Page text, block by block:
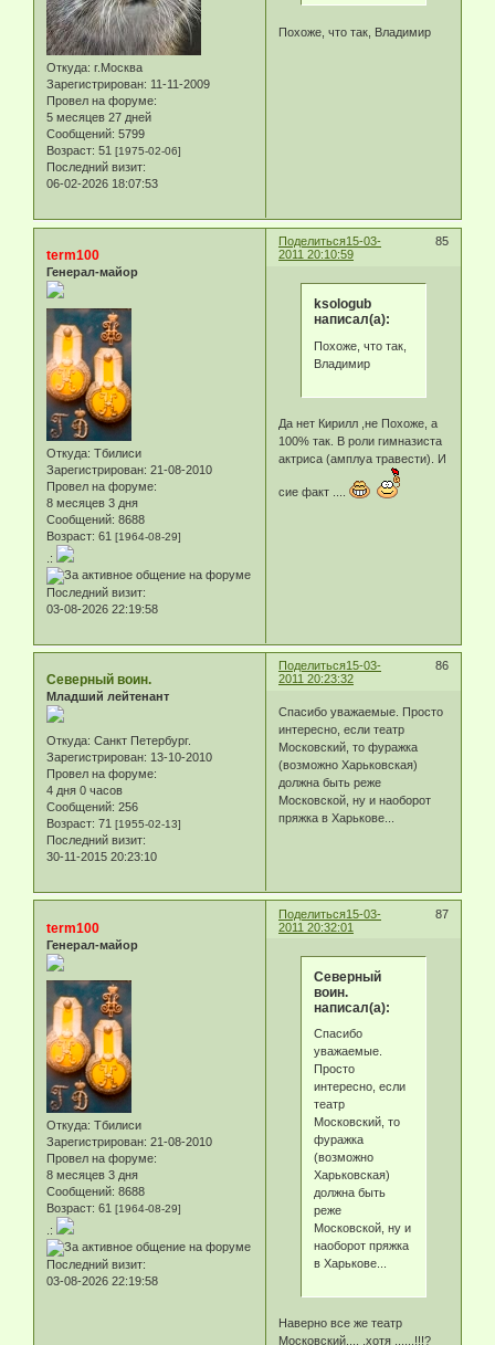
Откуда: г.Москва
Зарегистрирован: 11-11-2009
Провел на форуме:
5 месяцев 27 дней
Сообщений: 5799
Возраст: 51 [1975-02-06]
Последний визит:
06-02-2026 18:07:53
Похоже, что так, Владимир
Поделиться 85
15-03-
2011 20:10:59
term100
Генерал-майор
Откуда: Тбилиси
Зарегистрирован: 21-08-2010
Провел на форуме:
8 месяцев 3 дня
Сообщений: 8688
Возраст: 61 [1964-08-29]
.:
Последний визит:
03-08-2026 22:19:58
ksologub
написал(а):
Похоже, что так,
Владимир
Да нет Кирилл ,не Похоже, а
100% так. В роли гимназиста
актриса (амплуа травести). И
сие факт ....
Поделиться 86
15-03-
2011 20:23:32
Северный воин.
Младший лейтенант
Откуда: Санкт Петербург.
Зарегистрирован: 13-10-2010
Провел на форуме:
4 дня 0 часов
Сообщений: 256
Возраст: 71 [1955-02-13]
Последний визит:
30-11-2015 20:23:10
Спасибо уважаемые. Просто
интересно, если театр
Московский, то фуражка
(возможно Харьковская)
должна быть реже
Московской, ну и наоборот
пряжка в Харькове...
Поделиться 87
15-03-
2011 20:32:01
term100
Генерал-майор
Откуда: Тбилиси
Зарегистрирован: 21-08-2010
Провел на форуме:
8 месяцев 3 дня
Сообщений: 8688
Возраст: 61 [1964-08-29]
.:
Последний визит:
03-08-2026 22:19:58
Северный
воин.
написал(а):
Спасибо
уважаемые.
Просто
интересно, если
театр
Московский, то
фуражка
(возможно
Харьковская)
должна быть
реже
Московской, ну и
наоборот пряжка
в Харькове...
Наверно все же театр
Московский.... ,хотя ......!!!?